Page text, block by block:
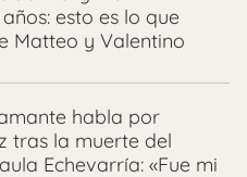
esto es lo que
Matteo y Valentino
habla por
tras la muerte del
Echevarría: «Fue mi